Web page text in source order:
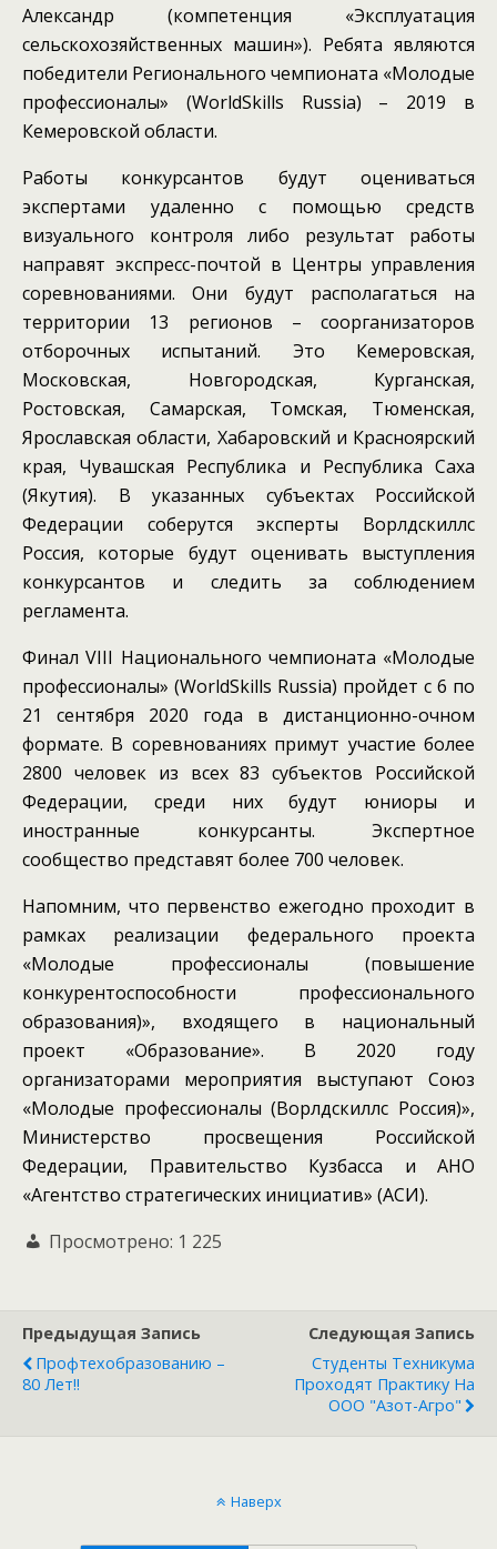
Александр (компетенция «Эксплуатация
сельскохозяйственных машин»). Ребята являются
победители Регионального чемпионата «Молодые
профессионалы» (WorldSkills Russia) – 2019 в
Кемеровской области.
Работы конкурсантов будут оцениваться
экспертами удаленно с помощью средств
визуального контроля либо результат работы
направят экспресс-почтой в Центры управления
соревнованиями. Они будут располагаться на
территории 13 регионов – соорганизаторов
отборочных испытаний. Это Кемеровская,
Московская, Новгородская, Курганская,
Ростовская, Самарская, Томская, Тюменская,
Ярославская области, Хабаровский и Красноярский
края, Чувашская Республика и Республика Саха
(Якутия). В указанных субъектах Российской
Федерации соберутся эксперты Ворлдскиллс
Россия, которые будут оценивать выступления
конкурсантов и следить за соблюдением
регламента.
Финал VIII Национального чемпионата «Молодые
профессионалы» (WorldSkills Russia) пройдет с 6 по
21 сентября 2020 года в дистанционно-очном
формате. В соревнованиях примут участие более
2800 человек из всех 83 субъектов Российской
Федерации, среди них будут юниоры и
иностранные конкурсанты. Экспертное
сообщество представят более 700 человек.
Напомним, что первенство ежегодно проходит в
рамках реализации федерального проекта
«Молодые профессионалы (повышение
конкурентоспособности профессионального
образования)», входящего в национальный
проект «Образование». В 2020 году
организаторами мероприятия выступают Союз
«Молодые профессионалы (Ворлдскиллс Россия)»,
Министерство просвещения Российской
Федерации, Правительство Кузбасса и АНО
«Агентство стратегических инициатив» (АСИ).
Просмотрено: 1 225
Предыдущая Запись
Профтехобразованию –
80 Лет!!
Следующая Запись
Студенты Техникума
Проходят Практику На
ООО "Азот-Агро"
Наверх